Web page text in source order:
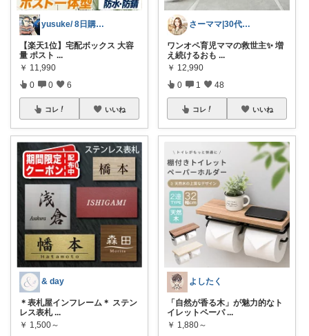
yusuke/ 8日購入感謝♫
【楽天1位】宅配ボックス 大容
量 ポスト ...
￥ 11,990
0 0 6
コレ いいね
& day
＊表札屋インフレーム＊ ステン
レス表札...
￥ 1,500～
さーママ|30代小2女児ママ🎀
ワンオペ育児ママの救世主✨ 増
え続けるおも ...
￥ 12,990
0 1 48
コレ いいね
よしたく
「自然が香る木」が魅力的なト
イレットペーパ ...
￥ 1,880～